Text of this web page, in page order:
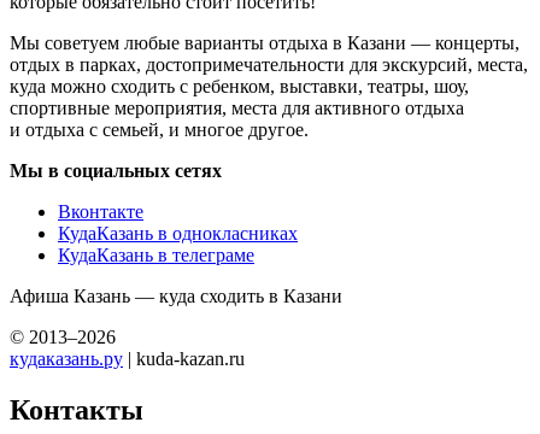
Мы советуем любые варианты отдыха в Казани — концерты,
отдых в парках, достопримечательности для экскурсий, места,
куда можно сходить с ребенком, выставки, театры, шоу,
спортивные мероприятия, места для активного отдыха
и отдыха с семьей, и многое другое.
Мы в социальных сетях
Вконтакте
КудаКазань в однокласниках
КудаКазань в телеграме
Афиша Казань — куда сходить в Казани
© 2013–2026
кудаказань.ру | kuda-kazan.ru
Контакты